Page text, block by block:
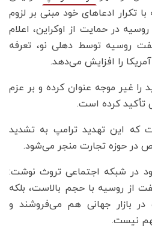
تکرار ادعاهای خود مبنی بر لزوم
در حمایت از اوکراین، اعلام
روسیه توسط دهلی نو، تعرفه
را افزایش می‌دهد.
را غیر موجه عنوان کرده و بر عزم
تأکید کرده است.
که این تهدید ترامپ به تشدید
در حوزه تجارت منجر می‌شود.
در شبکه اجتماعی تروث نوشت:
از روسیه با حجم بالاست، بلکه
بازار جهانی هم می‌فروشند و
نیست.